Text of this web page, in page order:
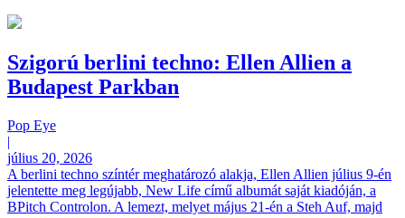
Szigorú berlini techno: Ellen Allien a
Budapest Parkban
Pop Eye
|
július 20, 2026
A berlini techno színtér meghatározó alakja, Ellen Allien július 9-én
jelentette meg legújabb, New Life című albumát saját kiadóján, a
BPitch Controlon. A lemezt, melyet május 21-én a Steh Auf, majd